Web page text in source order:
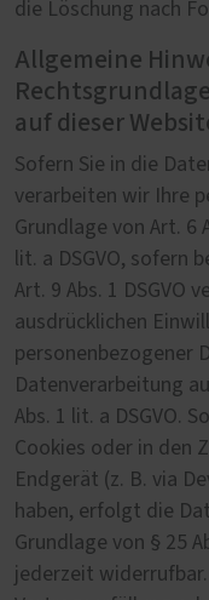
die Löschung nach
Allgemeine
auf dieser
Sofern Sie in die
verarbeiten wir Ihre
Grundlage von Art. 6
lit. a DSGVO, sofern
Art. 9 Abs. 1 DSGVO
ausdrücklichen
personenbezogener
Datenverarbeitung
Abs. 1 lit. a DSGVO.
Cookies oder in den
Endgerät (z. B. via
haben, erfolgt die
Grundlage von § 25
jederzeit